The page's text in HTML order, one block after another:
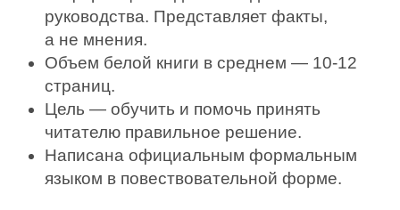
руководства. Представляет факты,
а не мнения.
Объем белой книги в среднем — 10-12
страниц.
Цель — обучить и помочь принять
читателю правильное решение.
Написана официальным формальным
языком в повествовательной форме.